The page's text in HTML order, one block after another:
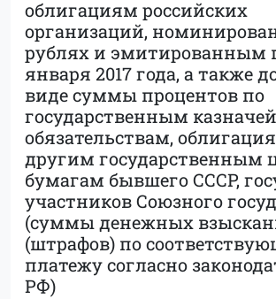
облигациям российских
организаций,
рублях и эмитированным
января 2017 года, а также
виде суммы процентов по
государственным
обязательствам,
другим государственным
бумагам бывшего СССР,
участников Союзного
(суммы денежных
(штрафов) по
платежу согласно
РФ)